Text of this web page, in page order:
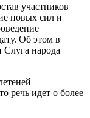
участников
новых сил и
Об этом в
Слуга народа
речь идет о более